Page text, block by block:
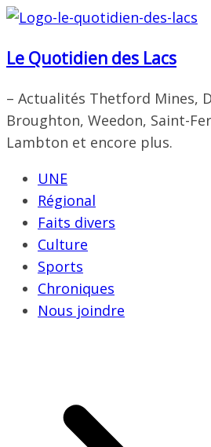
Passer
contenu
Le Quotidien des Lacs
– Actualités Thetford Mines,
Broughton, Weedon, Saint-
Lambton et encore plus.
UNE
Régional
Faits divers
Culture
Sports
Chroniques
Nous joindre